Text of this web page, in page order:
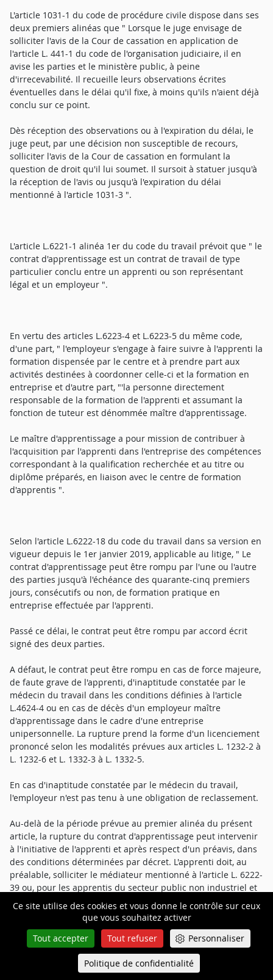
Ce site utilise des cookies et vous donne le contrôle sur ceux
que vous souhaitez activer
Tout accepter
Tout refuser Personnaliser
Politique de confidentialité
L'article 1031-1 du code de procédure civile dispose dans ses
deux premiers alinéas que " Lorsque le juge envisage de
solliciter l'avis de la Cour de cassation en application de
l'article L. 441-1 du code de l'organisation judiciaire, il en
avise les parties et le ministère public, à peine
d'irrecevabilité. Il recueille leurs observations écrites
éventuelles dans le délai qu'il fixe, à moins qu'ils n'aient déjà
conclu sur ce point.
Dès réception des observations ou à l'expiration du délai, le
juge peut, par une décision non susceptible de recours,
solliciter l'avis de la Cour de cassation en formulant la
question de droit qu'il lui soumet. Il sursoit à statuer jusqu'à
la réception de l'avis ou jusqu'à l'expiration du délai
mentionné à l'article 1031-3 ".
L'article L.6221-1 alinéa 1er du code du travail prévoit que " le
contrat d'apprentissage est un contrat de travail de type
particulier conclu entre un apprenti ou son représentant
légal et un employeur ".
En vertu des articles L.6223-4 et L.6223-5 du même code,
d'une part, " l'employeur s'engage à faire suivre à l'apprenti la
formation dispensée par le centre et à prendre part aux
activités destinées à coordonner celle-ci et la formation en
entreprise et d'autre part, "'la personne directement
responsable de la formation de l'apprenti et assumant la
fonction de tuteur est dénommée maître d'apprentissage.
Le maître d'apprentissage a pour mission de contribuer à
l'acquisition par l'apprenti dans l'entreprise des compétences
correspondant à la qualification recherchée et au titre ou
diplôme préparés, en liaison avec le centre de formation
d'apprentis ".
Selon l'article L.6222-18 du code du travail dans sa version en
vigueur depuis le 1er janvier 2019, applicable au litige, " Le
contrat d'apprentissage peut être rompu par l'une ou l'autre
des parties jusqu'à l'échéance des quarante-cinq premiers
jours, consécutifs ou non, de formation pratique en
entreprise effectuée par l'apprenti.
Passé ce délai, le contrat peut être rompu par accord écrit
signé des deux parties.
A défaut, le contrat peut être rompu en cas de force majeure,
de faute grave de l'apprenti, d'inaptitude constatée par le
médecin du travail dans les conditions définies à l'article
L.4624-4 ou en cas de décès d'un employeur maître
d'apprentissage dans le cadre d'une entreprise
unipersonnelle. La rupture prend la forme d'un licenciement
prononcé selon les modalités prévues aux articles L. 1232-2 à
L. 1232-6 et L. 1332-3 à L. 1332-5.
En cas d'inaptitude constatée par le médecin du travail,
l'employeur n'est pas tenu à une obligation de reclassement.
Au-delà de la période prévue au premier alinéa du présent
article, la rupture du contrat d'apprentissage peut intervenir
à l'initiative de l'apprenti et après respect d'un préavis, dans
des conditions déterminées par décret. L'apprenti doit, au
préalable, solliciter le médiateur mentionné à l'article L. 6222-
39 ou, pour les apprentis du secteur public non industriel et
commercial, le service désigné comme étant chargé de la
médiation. Si l'apprenti est mineur, l'acte de rupture doit être
conjointement signé par son représentant légal. Lorsque
l'apprenti mineur ne parvient pas à obtenir de réponse de
son représentant légal, il peut solliciter le médiateur
mentionné au même article L. 6222-39. Le médiateur
Queue-Fair